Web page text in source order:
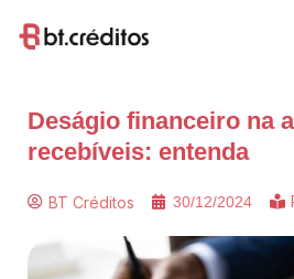
Deságio financeiro na
recebíveis: entenda
BT Créditos 30/12/2024